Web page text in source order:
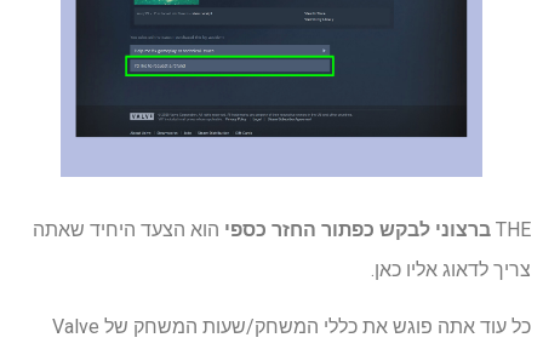
THE ברצוני לבקש כפתור החזר כספי הוא הצעד היחיד שאתה
צריך לדאוג אליו כאן.
כל עוד אתה פוגש את כללי המשחק/שעות המשחק של Valve